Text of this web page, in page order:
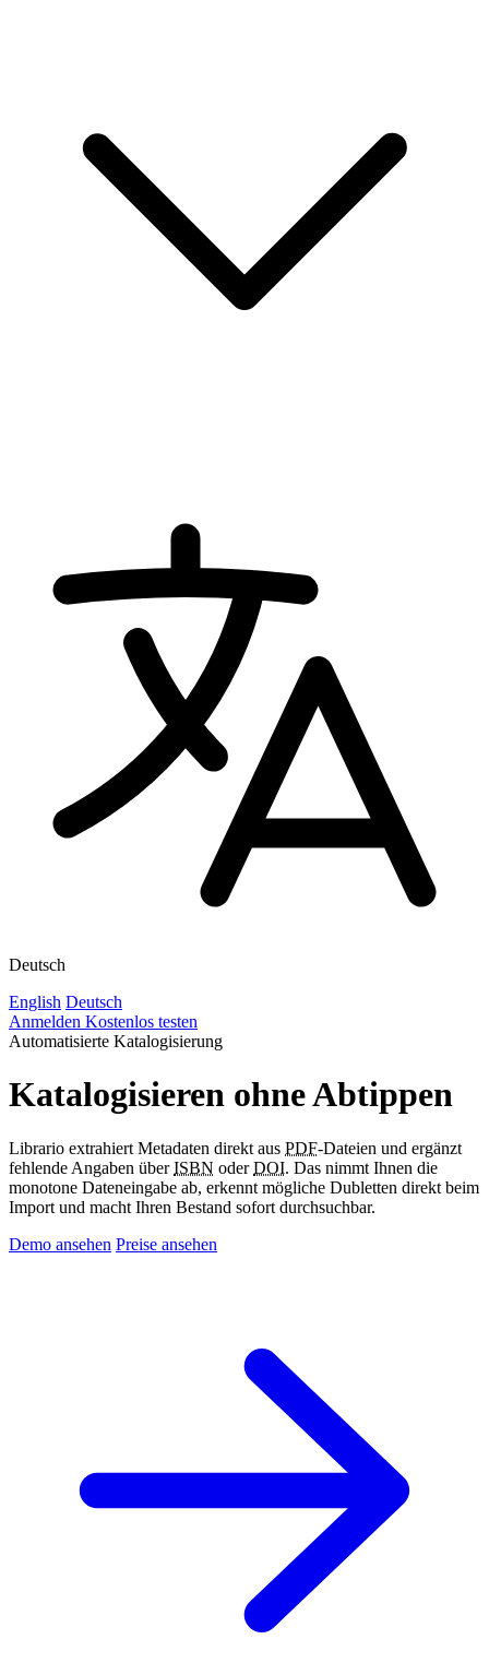
Deutsch
English Deutsch
Anmelden Kostenlos testen
Automatisierte Katalogisierung
Katalogisieren ohne Abtippen
Librario extrahiert Metadaten direkt aus PDF-Dateien und ergänzt
fehlende Angaben überISBN oderDOI. Das nimmt Ihnen die
monotone Dateneingabe ab, erkennt mögliche Dubletten direkt beim
Import und macht Ihren Bestand sofort durchsuchbar.
Demo ansehen Preise ansehen